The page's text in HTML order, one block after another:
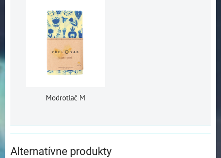
Modrotlač M
Alternatívne produkty